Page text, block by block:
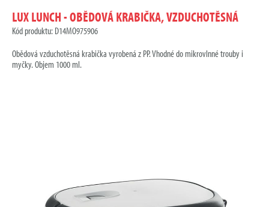
LUX LUNCH - OBĚDOVÁ KRABIČKA, VZDUCHOTĚSNÁ
Kód produktu: D14MO975906
Obědová vzduchotěsná krabička vyrobená z PP. Vhodné do mikrovlnné trouby i
myčky. Objem 1000 ml.